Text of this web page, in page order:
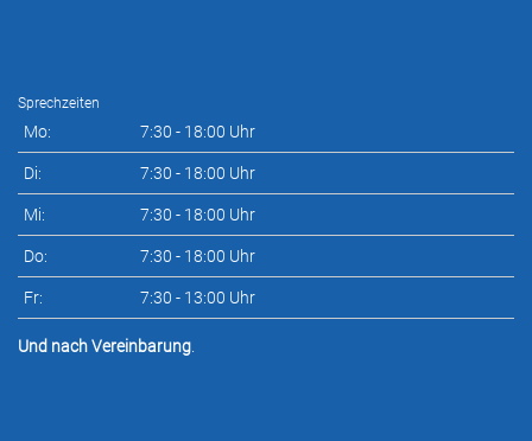
Sprechzeiten
Mo: 7:30 - 18:00 Uhr
Di: 7:30 - 18:00 Uhr
Mi: 7:30 - 18:00 Uhr
Do: 7:30 - 18:00 Uhr
Fr: 7:30 - 13:00 Uhr
Und nach Vereinbarung